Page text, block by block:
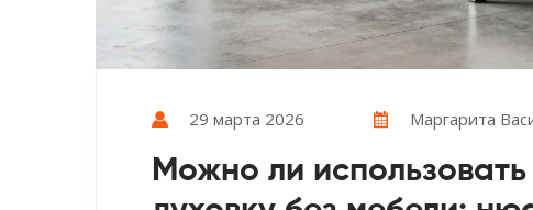
29 марта 2026 Маргарита
Можно ли